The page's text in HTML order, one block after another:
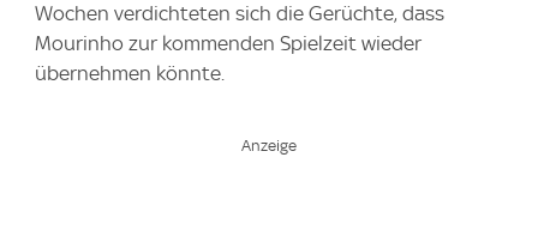
Wochen verdichteten sich die Gerüchte, dass
Mourinho zur kommenden Spielzeit wieder
übernehmen könnte.